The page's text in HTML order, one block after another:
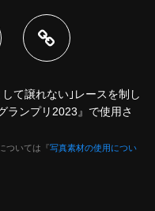
て譲れない｣レースを制し
ランプリ2023』で使用さ
ついては『写真素材の使用につい